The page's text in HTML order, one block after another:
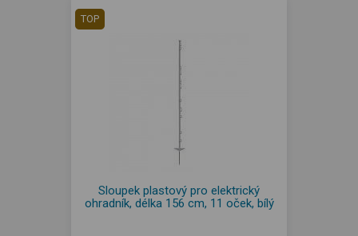
TOP
Sloupek plastový pro elektrický
ohradník, délka 156 cm, 11 oček, bílý